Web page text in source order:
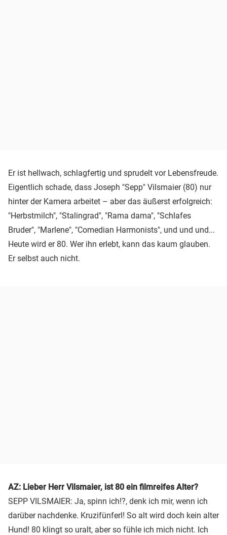
Er ist hellwach, schlagfertig und sprudelt vor Lebensfreude.
Eigentlich schade, dass Joseph "Sepp" Vilsmaier (80) nur
hinter der Kamera arbeitet – aber das äußerst erfolgreich:
"Herbstmilch", "Stalingrad", "Rama dama", "Schlafes
Bruder", "Marlene", "Comedian Harmonists", und und und...
Heute wird er 80. Wer ihn erlebt, kann das kaum glauben.
Er selbst auch nicht.
AZ: Lieber Herr Vilsmaier, ist 80 ein filmreifes Alter?
SEPP VILSMAIER: Ja, spinn ich!?, denk ich mir, wenn ich
darüber nachdenke. Kruzifünferl! So alt wird doch kein alter
Hund! 80 klingt so uralt, aber so fühle ich mich nicht. Ich